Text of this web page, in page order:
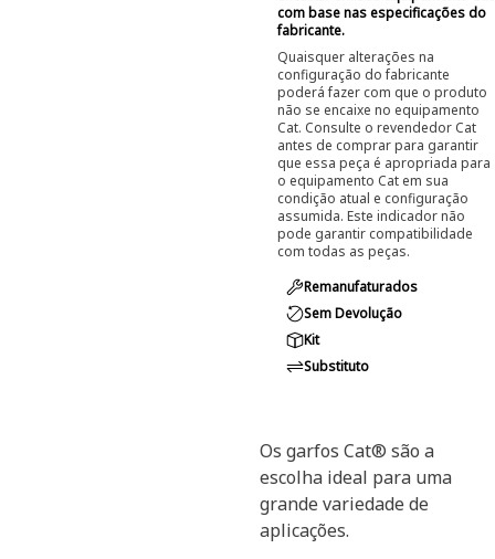
com base nas especificações do
fabricante.
Quaisquer alterações na
configuração do fabricante
poderá fazer com que o produto
não se encaixe no equipamento
Cat. Consulte o revendedor Cat
antes de comprar para garantir
que essa peça é apropriada para
o equipamento Cat em sua
condição atual e configuração
assumida. Este indicador não
pode garantir compatibilidade
com todas as peças.
Remanufaturados
Sem Devolução
Kit
Substituto
Os garfos Cat® são a
escolha ideal para uma
grande variedade de
aplicações.